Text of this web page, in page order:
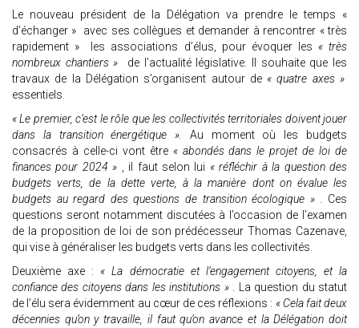
Le nouveau président de la Délégation va prendre le temps «
d’échanger » avec ses collègues et demander à rencontrer « très
rapidement » les associations d’élus, pour évoquer les « très
nombreux chantiers » de l’actualité législative. Il souhaite que les
travaux de la Délégation s’organisent autour de « quatre axes »
essentiels.
« Le premier, c’est le rôle que les collectivités territoriales doivent jouer
dans la transition énergétique ». Au moment où les budgets
consacrés à celle-ci vont être « abondés dans le projet de loi de
finances pour 2024 » , il faut selon lui « réfléchir à la question des
budgets verts, de la dette verte, à la manière dont on évalue les
budgets au regard des questions de transition écologique » . Ces
questions seront notamment discutées à l’occasion de l’examen
de la proposition de loi de son prédécesseur Thomas Cazenave,
qui vise à généraliser les budgets verts dans les collectivités.
Deuxième axe : « La démocratie et l’engagement citoyens, et la
confiance des citoyens dans les institutions » . La question du statut
de l’élu sera évidemment au cœur de ces réflexions : « Cela fait deux
décennies qu’on y travaille, il faut qu’on avance et la Délégation doit